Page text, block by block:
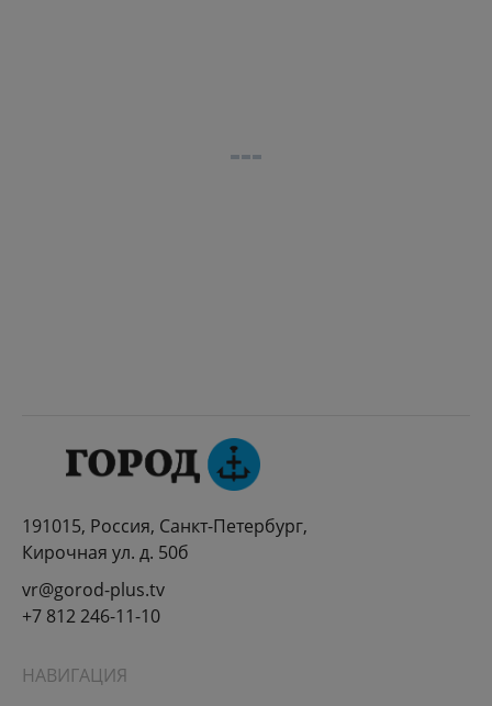
191015, Россия, Санкт-Петербург,
Кирочная ул. д. 50б
vr@gorod-plus.tv
+7 812 246-11-10
НАВИГАЦИЯ